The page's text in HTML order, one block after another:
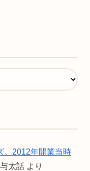
。2012年開業当時
太話 より